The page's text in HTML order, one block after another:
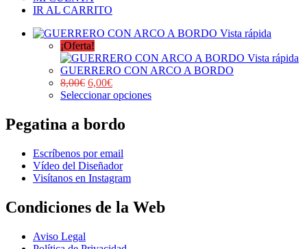
IR AL CARRITO
Vista rápida
¡Oferta!
Vista rápida
GUERRERO CON ARCO A BORDO
8,00€ 6,00€
Seleccionar opciones
Pegatina a bordo
Escríbenos por email
Vídeo del Diseñador
Visítanos en Instagram
Condiciones de la Web
Aviso Legal